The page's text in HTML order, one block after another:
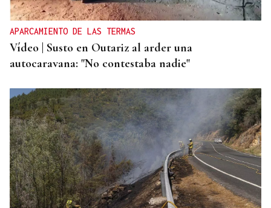
APARCAMIENTO DE LAS TERMAS
Vídeo | Susto en Outariz al arder una
autocaravana: "No contestaba nadie"